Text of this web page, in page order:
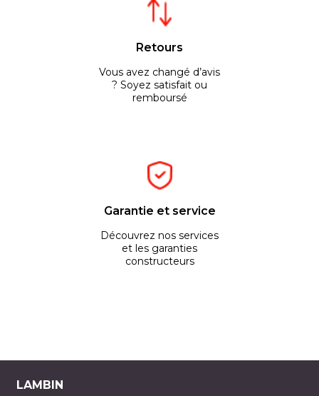
Retours
Vous avez changé d’avis
? Soyez satisfait ou
remboursé
Garantie et service
Découvrez nos services
et les garanties
constructeurs
LAMBIN